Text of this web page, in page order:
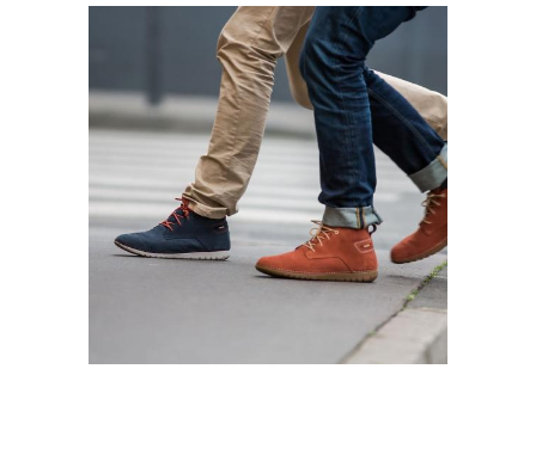
Правильный подход Ходьба для потери